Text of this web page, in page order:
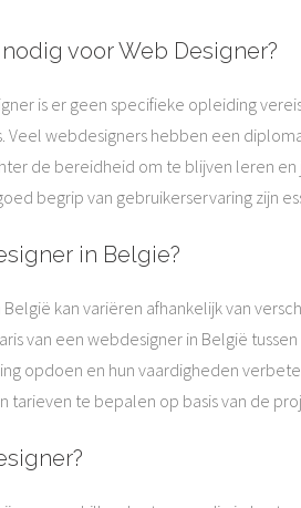
voor Web Designer?
is er geen specifieke opleiding
Veel webdesigners hebben een
de bereidheid om te blijven leren
begrip van gebruikerservaring zijn
in Belgie?
België kan variëren afhankelijk van
van een webdesigner in België
opdoen en hun vaardigheden
tarieven te bepalen op basis van de